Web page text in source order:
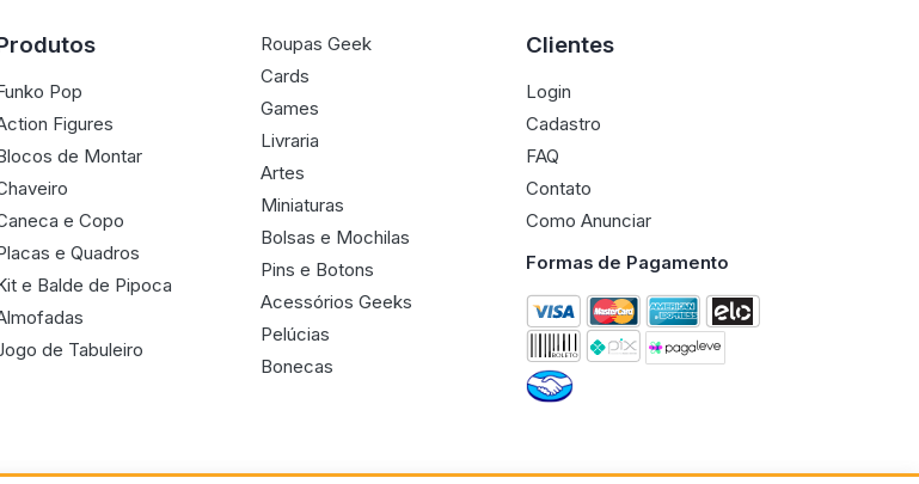
Pop
Figures
de Montar
e Copo
e Quadros
e Balde de Pipoca
de Tabuleiro
Roupas Geek
Cards
Games
Livraria
Artes
Miniaturas
Bolsas e Mochilas
Pins e Botons
Acessórios Geeks
Pelúcias
Bonecas
Clientes
Login
Cadastro
FAQ
Contato
Como Anunciar
Formas de Pagamento